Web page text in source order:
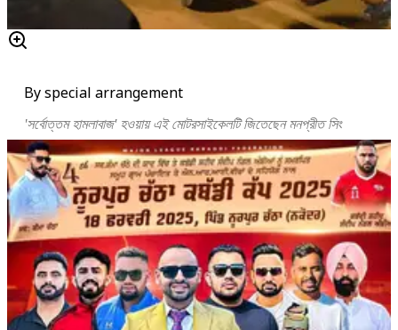
By special arrangement
'সর্বোত্তম হামলাবাজ' হওয়ায় এই মোটরসাইকেলটি জিতেছেন মনপ্রীত সিং